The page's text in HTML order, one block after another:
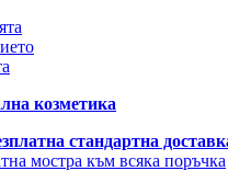
козметика
стандартна
мостра към всяка поръчка